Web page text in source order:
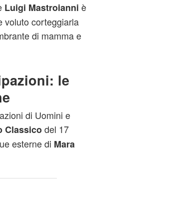
Luigi Mastroianni è
voluto corteggiarla
di mamma e
le
di Uomini e
Classicodel 17
esterne di Mara